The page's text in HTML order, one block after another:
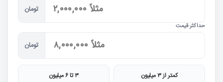
تومان
حداکثر قیمت
تومان
کمتر از ۳ میلیون ۳ تا ۶ میلیون